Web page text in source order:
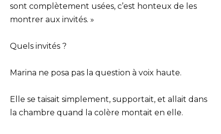
sont complètement usées, c’est honteux de les
montrer aux invités. »
Quels invités ?
Marina ne posa pas la question à voix haute.
Elle se taisait simplement, supportait, et allait dans
la chambre quand la colère montait en elle.